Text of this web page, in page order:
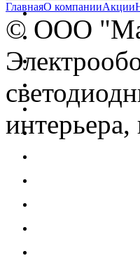
ГлавнаяО компанииАкции
© OOO